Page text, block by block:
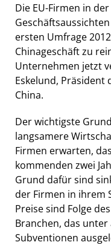
Die EU-Firmen in
ersten Umfrage
Chinageschäft zu
Unternehmen jetzt
Eskelund, Präsident
China.
Der wichtigste
langsamere
Firmen erwarten,
kommenden zwei
Grund dafür sind
der Firmen in ihrem
Preise sind Folge
Branchen, das
Subventionen